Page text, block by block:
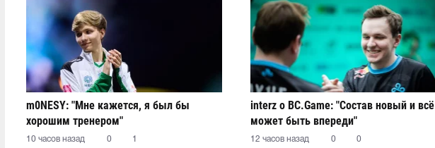
m0NESY: "Мне кажется, я был бы
хорошим тренером"
10 часов назад 0 1
interz о BC.Game: "Состав новый и всё
может быть впереди"
12 часов назад 0 0